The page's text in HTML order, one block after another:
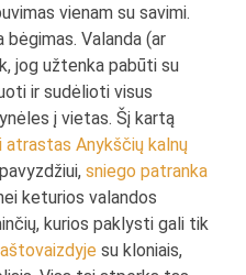
vienam su savimi.
Valanda (ar
jog užtenka pabūti su
ir sudėlioti visus
į vietas. Šį kartą
atrastas Anykščių kalnų
sniego patranka
keturios valandos
kurios paklysti gali tik
su kloniais,